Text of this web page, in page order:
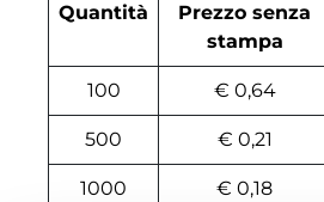
Quantità
Prezzo senza
stampa
100 € 0,64
500 € 0,21
1000 € 0,18